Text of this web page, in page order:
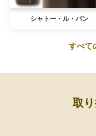
シャトー・ル・パン
すべて
取